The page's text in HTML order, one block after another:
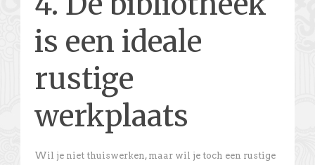
is een ideale
rustige
werkplaats
Wil je niet thuiswerken, maar wil je toch een rustige